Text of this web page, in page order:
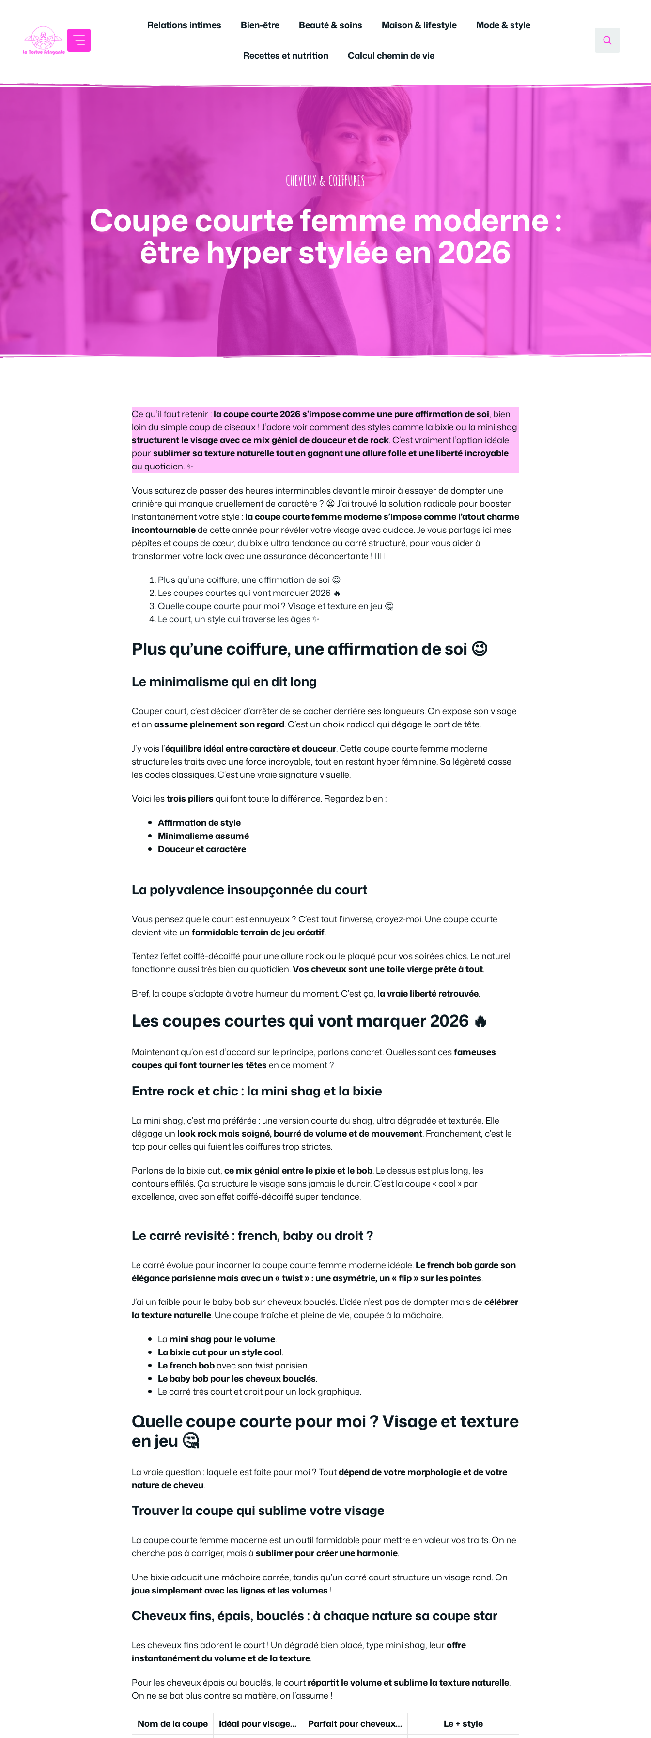
contenu
Relations intimes Bien-être Beauté & soins Maison & lifestyle Mode & style
Recettes et nutrition Calcul chemin de vie
CHEVEUX & COIFFURES
Coupe courte femme moderne :
être hyper stylée en 2026
Ce qu’il faut retenir :la coupe courte 2026 s’impose comme une pure affirmation de soi, bien
loin du simple coup de ciseaux ! J’adore voir comment des styles comme la bixie ou la mini shag
structurent le visage avec ce mix génial de douceur et de rock. C’est vraiment l’option idéale
poursublimer sa texture naturelle tout en gagnant une allure folle et une liberté incroyable
au quotidien. ✨
Vous saturez de passer des heures interminables devant le miroir à essayer de dompter une
crinière qui manque cruellement de caractère ? 😫 J’ai trouvé la solution radicale pour booster
instantanément votre style :la coupe courte femme moderne s’impose comme l’atout charme
incontournablede cette année pour révéler votre visage avec audace. Je vous partage ici mes
pépites et coups de cœur, du bixie ultra tendance au carré structuré, pour vous aider à
transformer votre look avec une assurance déconcertante ! 💇‍♀️
Plus qu’une coiffure, une affirmation de soi 😉
Les coupes courtes qui vont marquer 2026 🔥
Quelle coupe courte pour moi ? Visage et texture en jeu 🤔
Le court, un style qui traverse les âges ✨
Plus qu’une coiffure, une affirmation de soi 😉
Le minimalisme qui en dit long
Couper court, c’est décider d’arrêter de se cacher derrière ses longueurs. On expose son visage
et onassume pleinement son regard. C’est un choix radical qui dégage le port de tête.
J’y vois l’équilibre idéal entre caractère et douceur. Cette coupe courte femme moderne
structure les traits avec une force incroyable, tout en restant hyper féminine. Sa légèreté casse
les codes classiques. C’est une vraie signature visuelle.
Voici lestrois piliersqui font toute la différence. Regardez bien :
Affirmation de style
Minimalisme assumé
Douceur et caractère
La polyvalence insoupçonnée du court
Vous pensez que le court est ennuyeux ? C’est tout l’inverse, croyez-moi. Une coupe courte
devient vite unformidable terrain de jeu créatif.
Tentez l’effet coiffé-décoiffé pour une allure rock ou le plaqué pour vos soirées chics. Le naturel
fonctionne aussi très bien au quotidien.Vos cheveux sont une toile vierge prête à tout.
Bref, la coupe s’adapte à votre humeur du moment. C’est ça, la vraie liberté retrouvée.
Les coupes courtes qui vont marquer 2026 🔥
Maintenant qu’on est d’accord sur le principe, parlons concret. Quelles sont cesfameuses
coupes qui font tourner les têtesen ce moment ?
Entre rock et chic : la mini shag et la bixie
La mini shag, c’est ma préférée : une version courte du shag, ultra dégradée et texturée. Elle
dégage un look rock mais soigné, bourré de volume et de mouvement. Franchement, c’est le
top pour celles qui fuient les coiffures trop strictes.
Parlons de la bixie cut,ce mix génial entre le pixie et le bob. Le dessus est plus long, les
contours effilés. Ça structure le visage sans jamais le durcir. C’est la coupe « cool » par
excellence, avec son effet coiffé-décoiffé super tendance.
Le carré revisité : french, baby ou droit ?
Le carré évolue pour incarner la coupe courte femme moderne idéale.Le french bob garde son
élégance parisienne mais avec un « twist » : une asymétrie, un « flip » sur les pointes.
J’ai un faible pour le baby bob sur cheveux bouclés. L’idée n’est pas de dompter mais decélébrer
la texture naturelle. Une coupe fraîche et pleine de vie, coupée à la mâchoire.
La mini shag pour le volume.
La bixie cut pour un style cool.
Le french bobavec son twist parisien.
Le baby bob pour les cheveux bouclés.
Le carré très court et droit pour un look graphique.
Quelle coupe courte pour moi ? Visage et texture
en jeu 🤔
La vraie question : laquelle est faite pour moi ? Toutdépend de votre morphologie et de votre
nature de cheveu.
Trouver la coupe qui sublime votre visage
La coupe courte femme moderne est un outil formidable pour mettre en valeur vos traits. On ne
cherche pas à corriger, mais àsublimer pour créer une harmonie.
Une bixie adoucit une mâchoire carrée, tandis qu’un carré court structure un visage rond. On
joue simplement avec les lignes et les volumes !
Cheveux fins, épais, bouclés : à chaque nature sa coupe star
Les cheveux fins adorent le court ! Un dégradé bien placé, type mini shag, leuroffre
instantanément du volume et de la texture.
Pour les cheveux épais ou bouclés, le courtrépartit le volume et sublime la texture naturelle.
On ne se bat plus contre sa matière, on l’assume !
Nom de la coupe Idéal pour visage… Parfait pour cheveux… Le + style